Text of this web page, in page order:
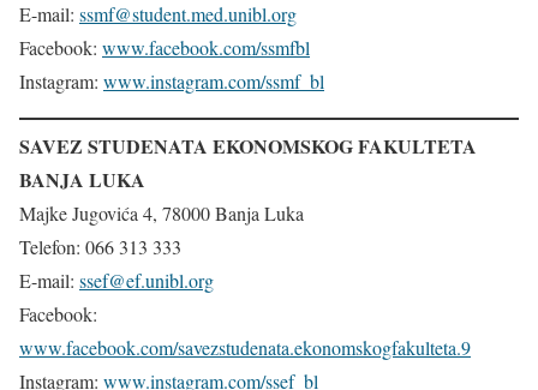
E-mail: ssmf@student.med.unibl.org
Facebook: www.facebook.com/ssmfbl
Instagram: www.instagram.com/ssmf_bl
SAVEZ STUDENATA EKONOMSKOG FAKULTETA
BANJA LUKA
Majke Jugovića 4, 78000 Banja Luka
Telefon: 066 313 333
E-mail: ssef@ef.unibl.org
Facebook:
www.facebook.com/savezstudenata.ekonomskogfakulteta.9
Instagram: www.instagram.com/ssef_bl